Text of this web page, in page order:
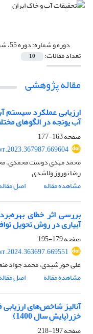
دوره و شماره:دوره 55، شماره 2، اردیبهشت 1403
تعداد مقالات: 10
مقاله پژوهشی
ارزیابی عملکرد سیستم
آب یونجه در الگوهای
صفحه163-177
محمد مهدی دوست محمدی،
رضا نوروز ولاشدی
مشاهده مقاله
اصل
بررسی اثر خطای
آبیاری در روش تحویل
صفحه179-195
علی خورشیدی، محمد جواد
مشاهده مقاله
اصل
آنالیز شاخص‌های
خزر(پایش سال 1400)
صفحه197-218